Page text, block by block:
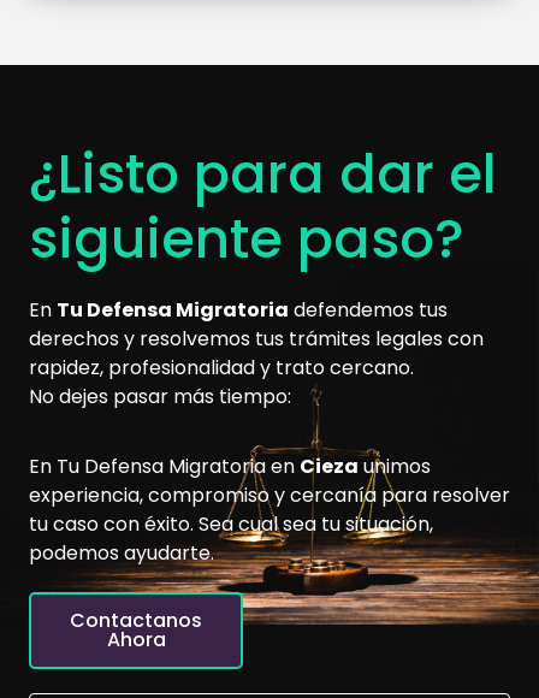
¿Listo para dar el
siguiente paso?
En Tu Defensa Migratoria defendemos tus
derechos y resolvemos tus trámites legales con
rapidez, profesionalidad y trato cercano.
No dejes pasar más tiempo:
En Tu Defensa Migratoria en Cieza unimos
experiencia, compromiso y cercanía para resolver
tu caso con éxito. Sea cual sea tu situación,
podemos ayudarte.
Contactanos
Ahora